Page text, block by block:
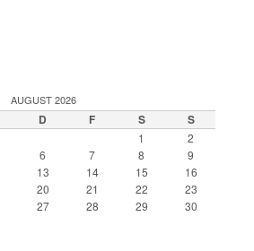
AUGUST 2026
D F S S
1
2
6 7 8
9
13 14 15
16
20 21 22
23
27 28 29
30